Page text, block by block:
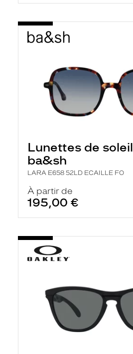
Lunettes de soleil
ba&sh
LARA E658 52LD ECAILLE FO
À partir de
195,00 €